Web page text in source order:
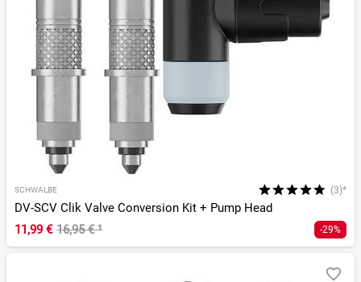
SCHWALBE (3)*
DV-SCV Clik Valve Conversion Kit + Pump Head
11,99 € 16,95 €¹ -29%